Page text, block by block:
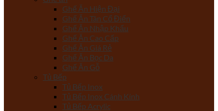
Ghế Ăn Hiện Đại
Ghế Ăn Tân Cổ Điển
Ghế Ăn Nhập Khẩu
Ghế Ăn Cao Cấp
Ghế Ăn Giá Rẻ
Ghế Ăn Bọc Da
Ghế Ăn Gỗ
Tủ Bếp
Tủ Bếp Inox
Tủ Bếp Inox Cánh Kính
Tủ Bếp Acrylic